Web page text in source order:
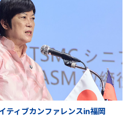
ティブカンファレンスin福岡